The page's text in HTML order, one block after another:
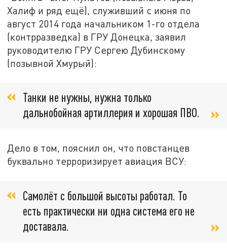
Халиф и ряд ещё), служивший с июня по
август 2014 года начальником 1-го отдела
(контрразведка) в ГРУ Донецка, заявил
руководителю ГРУ Сергею Дубинскому
(позывной Хмурый):
Танки не нужны, нужна только
дальнобойная артиллерия и хорошая ПВО.
Дело в том, пояснил он, что повстанцев
буквально терроризирует авиация ВСУ:
Самолёт с большой высоты работал. То
есть практически ни одна система его не
доставала.